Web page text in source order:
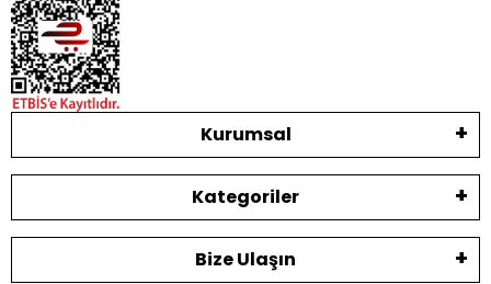
Kurumsal
Kategoriler
Bize Ulaşın